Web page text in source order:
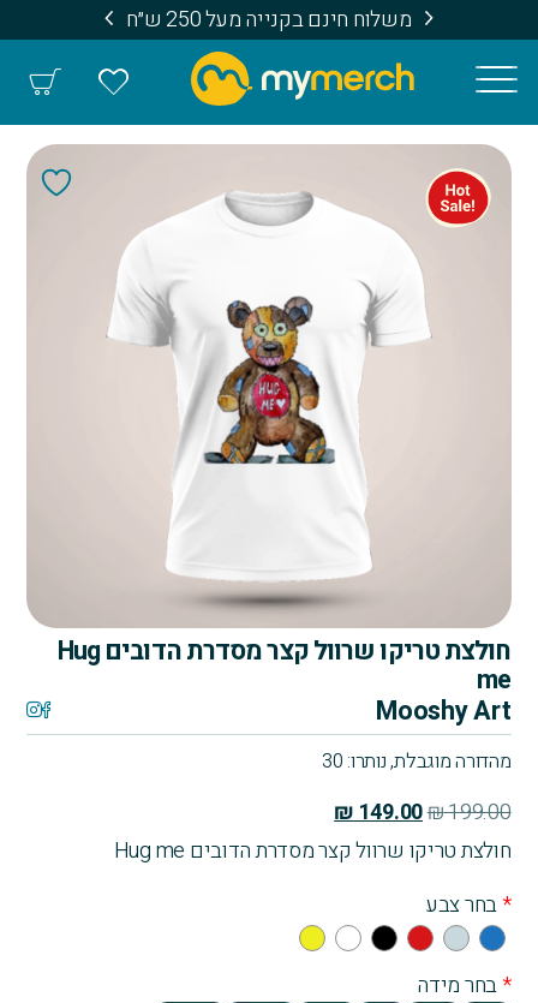
משלוח חינם בקנייה מעל 250 ש״ח
חולצת טריקו שרוול קצר מסדרת הדובים Hug
me
Mooshy Art
מהדורה מוגבלת, נותרו: 30
₪199.00
המחיר
המקורי
₪149.00 המחיר
הנוכחי
חולצת טריקו שרוול קצר מסדרת הדובים Hug me
*בחר צבע
Blu
e
Gra
Re
Bla
Whi
Yell
*בחר מידה